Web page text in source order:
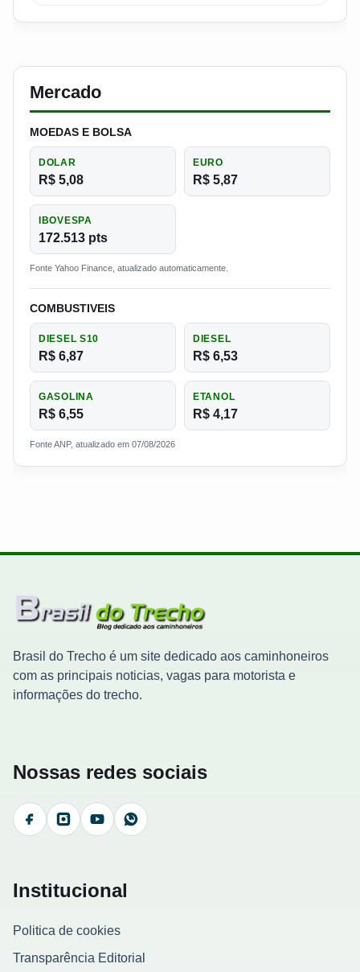
Mercado
MOEDAS E BOLSA
DOLAR
R$ 5,08
EURO
R$ 5,87
IBOVESPA
172.513 pts
Fonte Yahoo Finance, atualizado automaticamente.
COMBUSTIVEIS
DIESEL S10
R$ 6,87
DIESEL
R$ 6,53
GASOLINA
R$ 6,55
ETANOL
R$ 4,17
Fonte ANP, atualizado em 07/08/2026
Brasil do Trecho é um site dedicado aos caminhoneiros
com as principais noticias, vagas para motorista e
informações do trecho.
Nossas redes sociais
FacebookInstagramYouTubeWhatsApp
Institucional
Politica de cookies
Transparência Editorial